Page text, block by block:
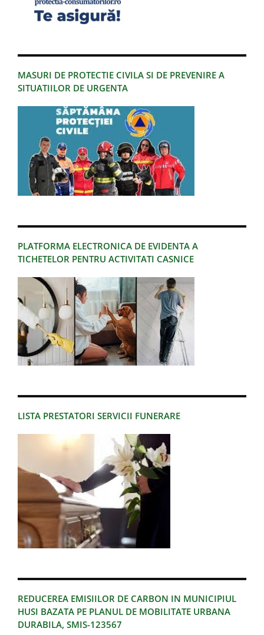
MASURI DE PROTECTIE CIVILA SI DE PREVENIRE A
SITUATIILOR DE URGENTA
PLATFORMA ELECTRONICA DE EVIDENTA A
TICHETELOR PENTRU ACTIVITATI CASNICE
LISTA PRESTATORI SERVICII FUNERARE
REDUCEREA EMISIILOR DE CARBON IN MUNICIPIUL
HUSI BAZATA PE PLANUL DE MOBILITATE URBANA
DURABILA, SMIS-123567